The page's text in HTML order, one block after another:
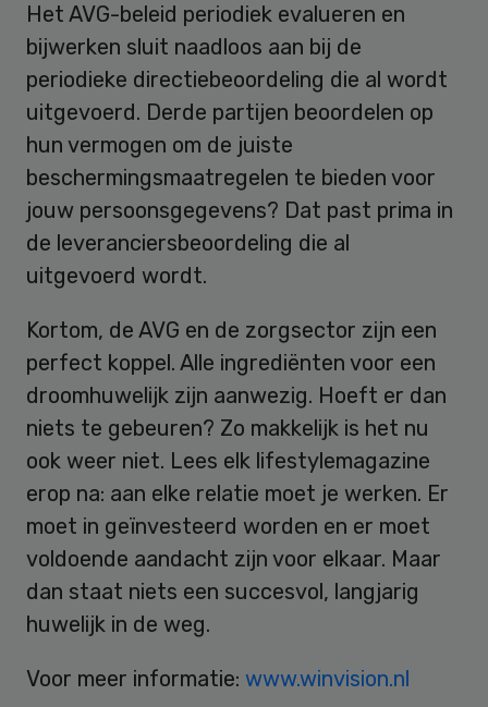
Het AVG-beleid periodiek evalueren en
bijwerken sluit naadloos aan bij de
periodieke directiebeoordeling die al wordt
uitgevoerd. Derde partijen beoordelen op
hun vermogen om de juiste
beschermingsmaatregelen te bieden voor
jouw persoonsgegevens? Dat past prima in
de leveranciersbeoordeling die al
uitgevoerd wordt.
Kortom, de AVG en de zorgsector zijn een
perfect koppel. Alle ingrediënten voor een
droomhuwelijk zijn aanwezig. Hoeft er dan
niets te gebeuren? Zo makkelijk is het nu
ook weer niet. Lees elk lifestylemagazine
erop na: aan elke relatie moet je werken. Er
moet in geïnvesteerd worden en er moet
voldoende aandacht zijn voor elkaar. Maar
dan staat niets een succesvol, langjarig
huwelijk in de weg.
Voor meer informatie: www.winvision.nl